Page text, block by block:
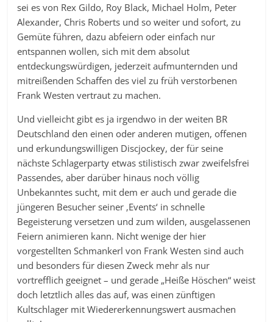
sei es von Rex Gildo, Roy Black, Michael Holm, Peter
Alexander, Chris Roberts und so weiter und sofort, zu
Gemüte führen, dazu abfeiern oder einfach nur
entspannen wollen, sich mit dem absolut
entdeckungswürdigen, jederzeit aufmunternden und
mitreißenden Schaffen des viel zu früh verstorbenen
Frank Westen vertraut zu machen.
Und vielleicht gibt es ja irgendwo in der weiten BR
Deutschland den einen oder anderen mutigen, offenen
und erkundungswilligen Discjockey, der für seine
nächste Schlagerparty etwas stilistisch zwar zweifelsfrei
Passendes, aber darüber hinaus noch völlig
Unbekanntes sucht, mit dem er auch und gerade die
jüngeren Besucher seiner ‚Events‘ in schnelle
Begeisterung versetzen und zum wilden, ausgelassenen
Feiern animieren kann. Nicht wenige der hier
vorgestellten Schmankerl von Frank Westen sind auch
und besonders für diesen Zweck mehr als nur
vortrefflich geeignet – und gerade „Heiße Höschen“ weist
doch letztlich alles das auf, was einen zünftigen
Kultschlager mit Wiedererkennungswert ausmachen